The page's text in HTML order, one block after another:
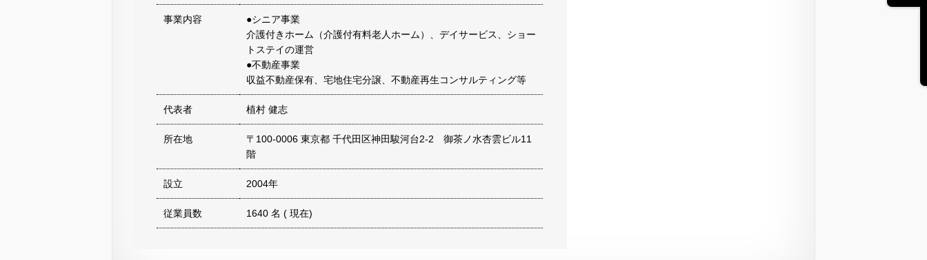
事業内容
●シニア事業
介護付きホーム（介護付有料老人ホーム）、デイサービス、ショー
トステイの運営
●不動産事業
収益不動産保有、宅地住宅分譲、不動産再生コンサルティング等
代表者 植村 健志
所在地
〒100-0006 東京都 千代田区神田駿河台2-2 御茶ノ水杏雲ビル11
階
設立 2004年
従業員数 1640 名 ( 現在)